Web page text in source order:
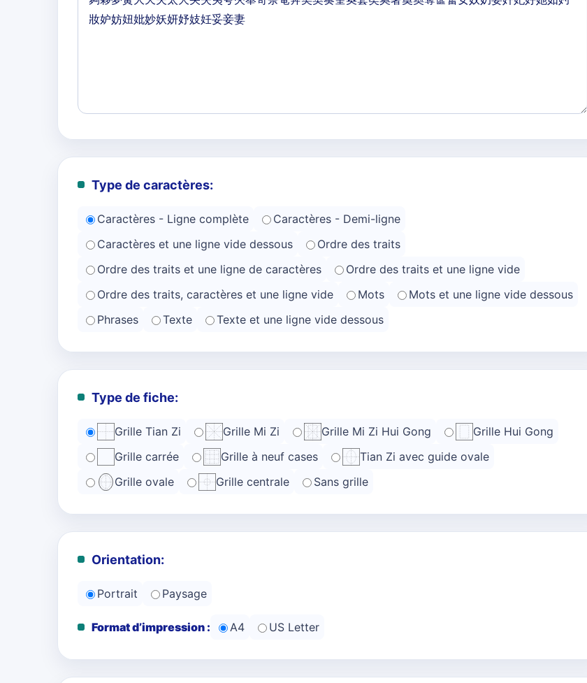
Type de caractères:
Caractères - Ligne complète
Caractères - Demi-ligne
Caractères et une ligne vide dessous
Ordre des traits
Ordre des traits et une ligne de caractères
Ordre des traits et une ligne vide
Ordre des traits, caractères et une ligne vide
Mots
Mots et une ligne vide dessous
Phrases
Texte Texte et une ligne vide dessous
Type de fiche:
Grille Tian Zi Grille Mi Zi Grille Mi Zi Hui Gong
Grille Hui Gong
Grille carrée
Grille à neuf cases
Tian Zi avec guide ovale
Grille ovale
Grille centrale Sans grille
Orientation:
Portrait Paysage
Format d’impression : A4 US Letter